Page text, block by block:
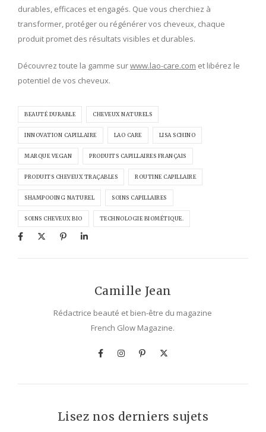
durables, efficaces et engagés. Que vous cherchiez à
transformer, protéger ou régénérer vos cheveux, chaque
produit promet des résultats visibles et durables.
Découvrez toute la gamme surwww.lao-care.com et libérez le
potentiel de vos cheveux.
BEAUTÉ DURABLE CHEVEUX NATURELS
INNOVATION CAPILLAIRE LAO CARE LISA SCHINO
MARQUE VEGAN PRODUITS CAPILLAIRES FRANÇAIS
PRODUITS CHEVEUX TRAÇABLES ROUTINE CAPILLAIRE
SHAMPOOING NATUREL SOINS CAPILLAIRES
SOINS CHEVEUX BIO TECHNOLOGIE BIOMÉTIQUE.
Camille Jean
Rédactrice beauté et bien-être du magazine
French Glow Magazine.
Lisez nos derniers sujets